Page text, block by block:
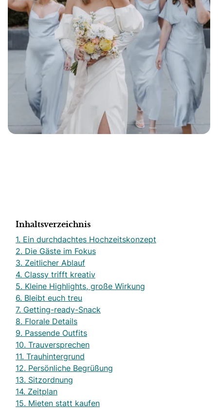
Inhaltsverzeichnis
1. Ein durchdachtes Hochzeitskonzept
2. Die Gäste im Fokus
3. Zeitlicher Ablauf
4. Classy trifft kreativ
5. Kleine Highlights, große Wirkung
6. Bleibt euch treu
7. Getting-ready-Snack
8. Florale Details
9. Passende Outfits
10. Trauversprechen
11. Trauhintergrund
12. Persönliche Begrüßung
13. Sitzordnung
14. Zeitplan
15. Mieten statt kaufen